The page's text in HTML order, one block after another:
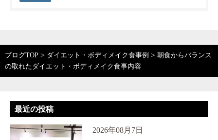
ブログTOP > ダイエット・ボディメイク食事例 > 朝食からバランス
の取れたダイエット・ボディメイク食事内容
最近の投稿
2026年08月7日